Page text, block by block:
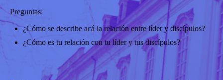
Preguntas:
¿Cómo se describe acá la relación entre líder y discípulos?
¿Cómo es tu relación con tu líder y tus discípulos?